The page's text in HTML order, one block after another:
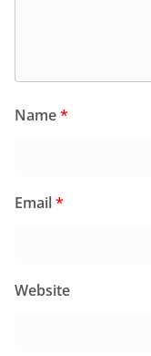
Name*
Email*
Website